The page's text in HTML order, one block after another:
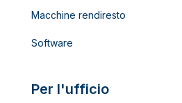
Macchine rendiresto
Software
Per l'ufficio